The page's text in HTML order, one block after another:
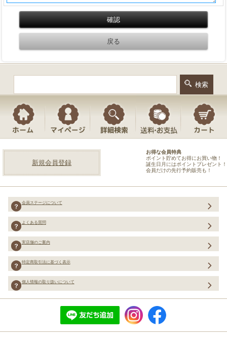
新規会員登録
お得な会員特典
ポイント貯めてお得にお買い物！
誕生日月にはポイントプレゼント！
会員だけの先行予約販売も！
会員ステージについて
よくある質問
実店舗のご案内
特定商取引法に基づく表示
個人情報の取り扱いについて